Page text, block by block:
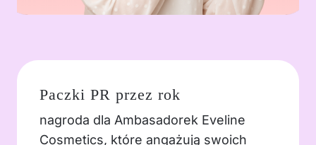
Paczki PR przez rok
nagroda dla Ambasadorek Eveline
Cosmetics, które angażują swoich